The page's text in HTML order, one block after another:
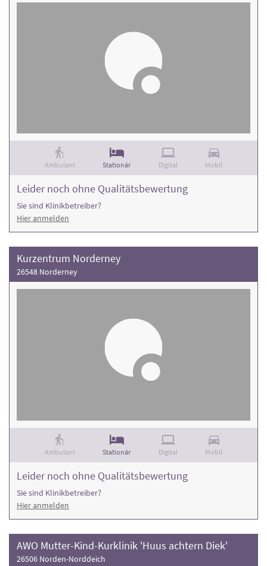
Ambulant Stationär Digital Mobil
Leider noch ohne Qualitätsbewertung
Sie sind Klinikbetreiber?
Hier anmelden
Kurzentrum Norderney
26548 Norderney
Ambulant Stationär Digital Mobil
Leider noch ohne Qualitätsbewertung
Sie sind Klinikbetreiber?
Hier anmelden
AWO Mutter-Kind-Kurklinik 'Huus achtern Diek'
26506 Norden-Norddeich